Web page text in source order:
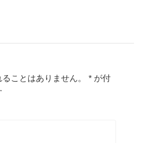
ことはありません。 * が付